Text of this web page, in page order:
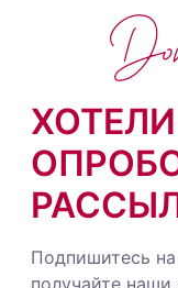
Подпишитесь